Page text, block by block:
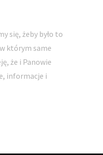
się, żeby było to
którym same
że i Panowie
informacje i